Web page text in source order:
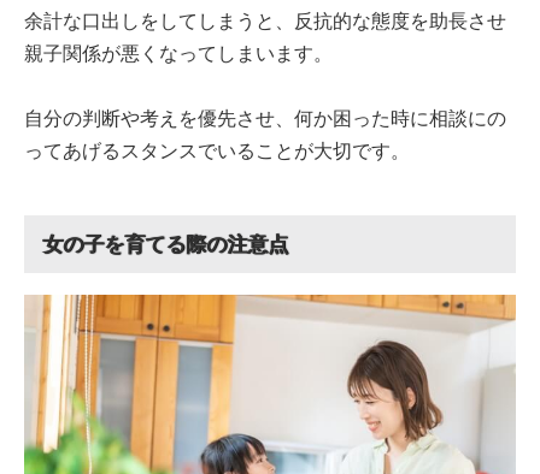
余計な口出しをしてしまうと、反抗的な態度を助長させ
親子関係が悪くなってしまいます。
自分の判断や考えを優先させ、何か困った時に相談にの
ってあげるスタンスでいることが大切です。
女の子を育てる際の注意点